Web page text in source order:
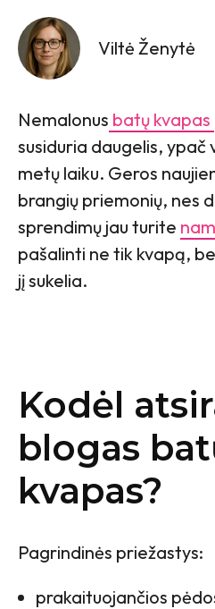
Viltė Ženytė
Nemalonus batų kvapas
susiduria daugelis, ypač
metų laiku. Geros
brangių priemonių, nes
sprendimų jau turite
pašalinti ne tik kvapą,
jį sukelia.
Kodėl
blogas
kvapas?
Pagrindinės priežastys:
prakaituojančios